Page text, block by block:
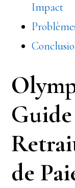
Impact
de